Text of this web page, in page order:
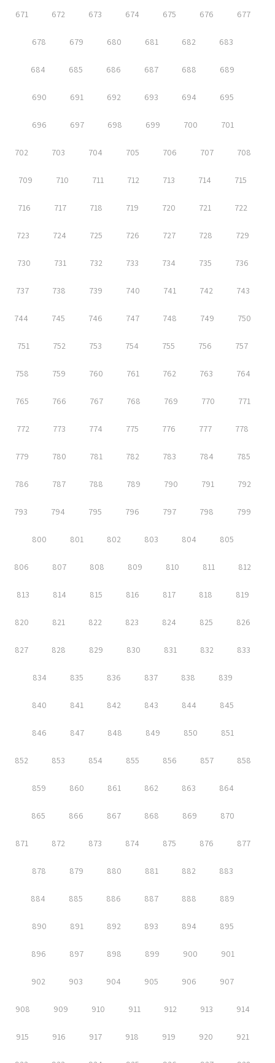
671 672 673 674 675 676 677
678 679 680 681 682 683
684 685 686 687 688 689
690 691 692 693 694 695
696 697 698 699 700 701
702 703 704 705 706 707 708
709 710 711 712 713 714 715
716 717 718 719 720 721 722
723 724 725 726 727 728 729
730 731 732 733 734 735 736
737 738 739 740 741 742 743
744 745 746 747 748 749 750
751 752 753 754 755 756 757
758 759 760 761 762 763 764
765 766 767 768 769 770 771
772 773 774 775 776 777 778
779 780 781 782 783 784 785
786 787 788 789 790 791 792
793 794 795 796 797 798 799
800 801 802 803 804 805
806 807 808 809 810 811 812
813 814 815 816 817 818 819
820 821 822 823 824 825 826
827 828 829 830 831 832 833
834 835 836 837 838 839
840 841 842 843 844 845
846 847 848 849 850 851
852 853 854 855 856 857 858
859 860 861 862 863 864
865 866 867 868 869 870
871 872 873 874 875 876 877
878 879 880 881 882 883
884 885 886 887 888 889
890 891 892 893 894 895
896 897 898 899 900 901
902 903 904 905 906 907
908 909 910 911 912 913 914
915 916 917 918 919 920 921